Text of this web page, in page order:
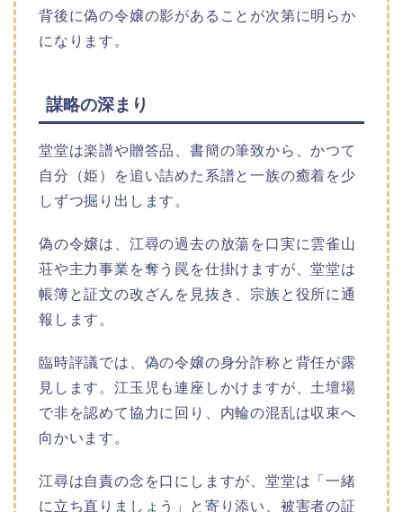
背後に偽の令嬢の影があることが次第に明らか
になります。
謀略の深まり
堂堂は楽譜や贈答品、書簡の筆致から、かつて
自分（姫）を追い詰めた系譜と一族の癒着を少
しずつ掘り出します。
偽の令嬢は、江尋の過去の放蕩を口実に雲雀山
荘や主力事業を奪う罠を仕掛けますが、堂堂は
帳簿と証文の改ざんを見抜き、宗族と役所に通
報します。
臨時評議では、偽の令嬢の身分詐称と背任が露
見します。江玉児も連座しかけますが、土壇場
で非を認めて協力に回り、内輪の混乱は収束へ
向かいます。
江尋は自責の念を口にしますが、堂堂は「一緒
に立ち直りましょう」と寄り添い、被害者の証